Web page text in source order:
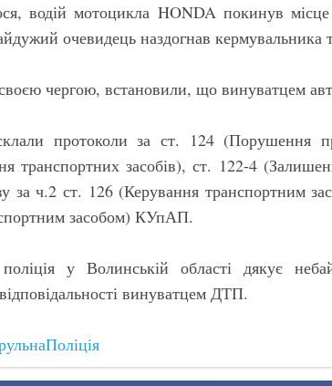
водій мотоцикла HONDA покинув
очевидець наздогнав
чергою, встановили, що винуватцем
протоколи за ст. 124 (Порушення
транспортних засобів), ст. 122-4
за ч.2 ст. 126 (Керування транспортним
засобом) КУпАП.
у Волинській області дякує
винуватцем ДТП.